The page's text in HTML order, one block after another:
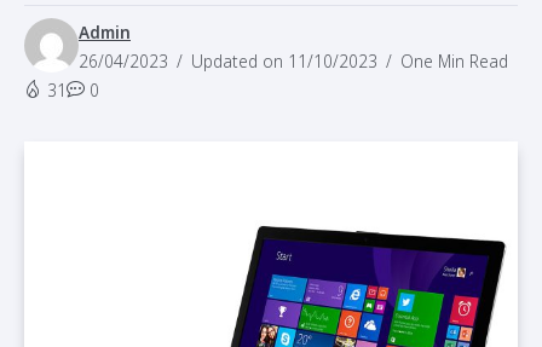
Admin
26/04/2023
Updated on 11/10/2023
One Min Read
31
0